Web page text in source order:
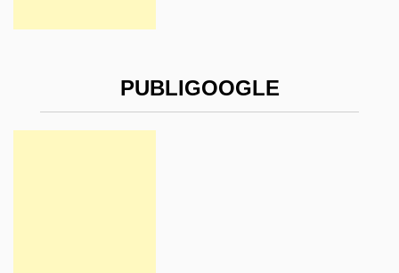
PUBLIGOOGLE